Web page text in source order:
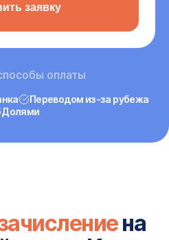
заявку
оплаты
Переводом из-за рубежа
Долями
на